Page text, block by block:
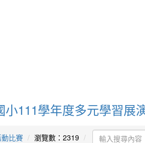
世界
小111學年度多元學習展
比賽 瀏覽數：2319